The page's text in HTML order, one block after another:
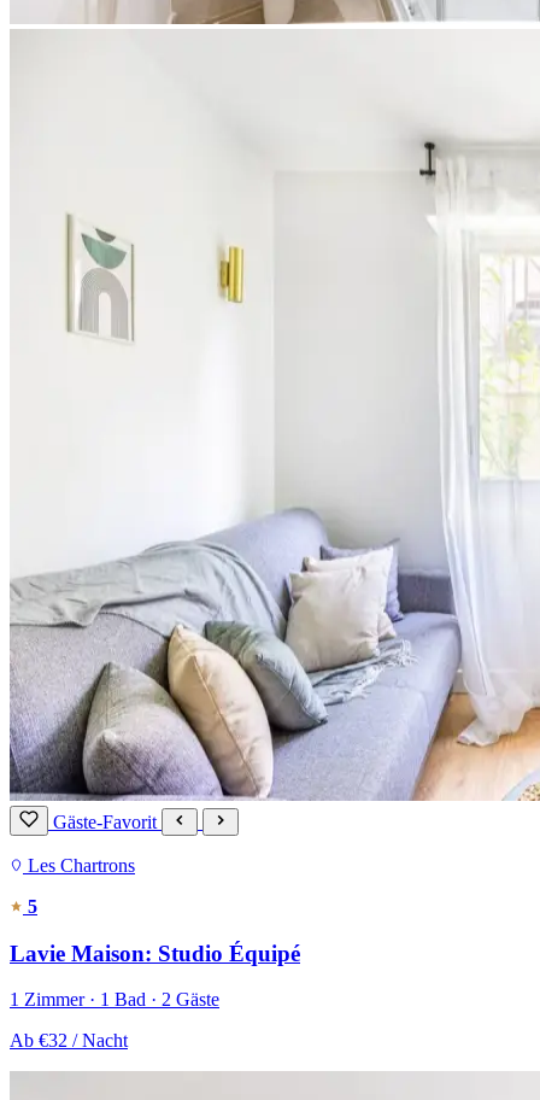
Gäste-Favorit
Les Chartrons
5
Lavie Maison: Studio Équipé
1 Zimmer · 1 Bad · 2 Gäste
Ab €32 / Nacht